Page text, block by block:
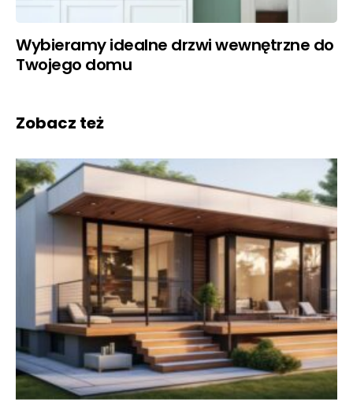
Wybieramy idealne drzwi wewnętrzne do
Twojego domu
Zobacz też